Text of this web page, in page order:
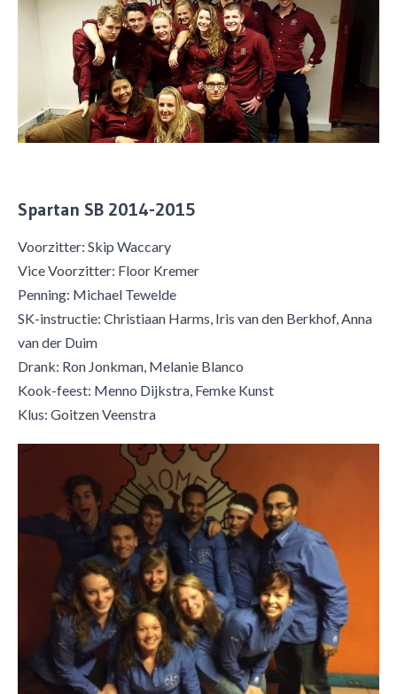
Spartan SB 2014-2015
Voorzitter: Skip Waccary
Vice Voorzitter: Floor Kremer
Penning: Michael Tewelde
SK-instructie: Christiaan Harms, Iris van den Berkhof, Anna
van der Duim
Drank: Ron Jonkman, Melanie Blanco
Kook-feest: Menno Dijkstra, Femke Kunst
Klus: Goitzen Veenstra